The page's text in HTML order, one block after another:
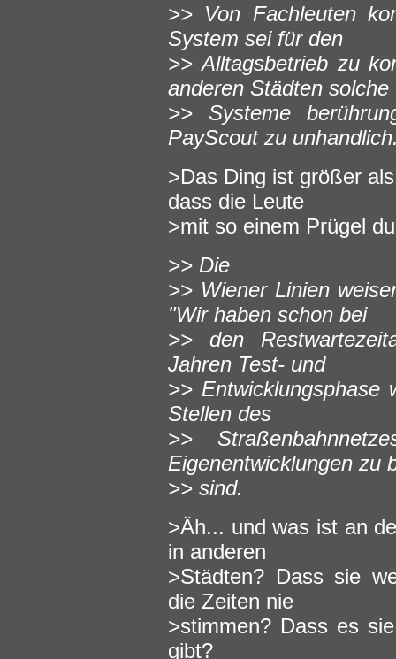
>> Von Fachleuten
System sei für den
>> Alltagsbetrieb zu
anderen Städten solche
>> Systeme
PayScout zu
>Das Ding ist größer
dass die Leute
>mit so einem Prügel
>> Die
>> Wiener Linien
"Wir haben schon bei
>> den
Jahren Test- und
>> Entwicklungsphase
Stellen des
>>
Eigenentwicklungen zu
>> sind.
>Äh... und was ist an
in anderen
>Städten? Dass sie
die Zeiten nie
>stimmen? Dass es
gibt?